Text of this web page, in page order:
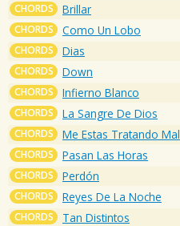
CHORDS Brillar
CHORDS Como Un Lobo
CHORDS Dias
CHORDS Down
CHORDS Infierno Blanco
CHORDS La Sangre De Dios
CHORDS Me Estas Tratando Mal
CHORDS Pasan Las Horas
CHORDS Perdón
CHORDS Reyes De La Noche
CHORDS Tan Distintos